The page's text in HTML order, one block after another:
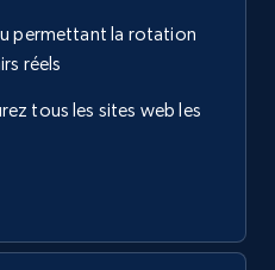
permettant la rotation
réels
tous les sites web les